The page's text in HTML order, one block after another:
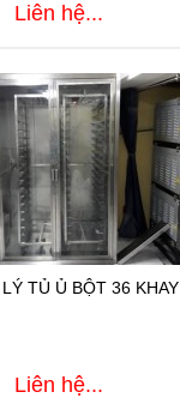
Liên hệ...
TỦ Ủ BỘT 36 KHAY
Liên hệ...